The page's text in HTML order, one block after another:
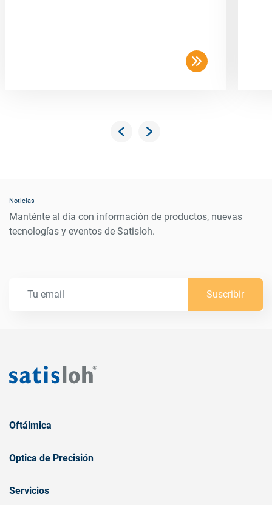
Noticias
Manténte al día con información de productos, nuevas
tecnologías y eventos de Satisloh.
Suscribir
Oftálmica
Optica de Precisión
Servicios